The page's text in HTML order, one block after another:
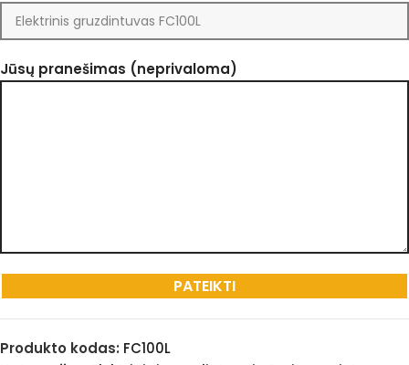
Jūsų pranešimas (neprivaloma)
Produkto kodas: FC100L